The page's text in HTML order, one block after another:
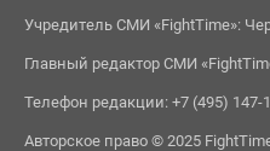
Учредитель СМИ «FightTime»:
Главный редактор СМИ
Телефон редакции: +7 (495) 147-
Авторское право © 2025